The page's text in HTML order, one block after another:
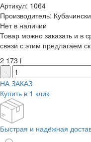
Артикул: 1064
Производитель:
Нет в наличии
Товар можно заказать и в
связи с этим предлагаем
2 173 i
-
НА ЗАКАЗ
Купить в 1 клик
Быстрая и надёжная